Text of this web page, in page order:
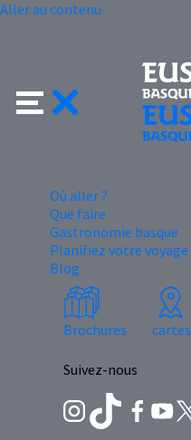
Aller au contenu
Où aller ?
Que faire
Gastronomie basque
Planifiez votre voyage
Blog
Brochures
cartes
Suivez-nous